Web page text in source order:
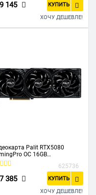
145 КУПИТЬ
ХОЧУ ДЕШЕВЛЕ!
Palit RTX5080
OC 16GB
GB2031A)
256bit 3xDP HDMI 3Fan
625736
385 КУПИТЬ
ХОЧУ ДЕШЕВЛЕ!